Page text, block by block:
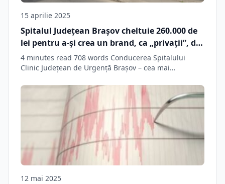
15 aprilie 2025
Spitalul Județean Brașov cheltuie 260.000 de
lei pentru a-și crea un brand, ca „privații”, dar
și un nou site. Va exista și un sistem
funcțional pentru programări online
4 minutes read 708 words Conducerea Spitalului
Clinic Judeţean de Urgenţă Braşov – cea mai…
12 mai 2025